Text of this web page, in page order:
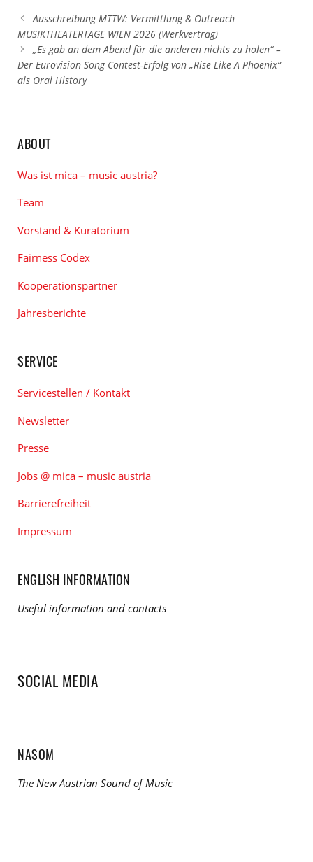
Ausschreibung MTTW: Vermittlung & Outreach
MUSIKTHEATERTAGE WIEN 2026 (Werkvertrag)
„Es gab an dem Abend für die anderen nichts zu holen“ –
Der Eurovision Song Contest-Erfolg von „Rise Like A Phoenix“
als Oral History
ABOUT
Was ist mica – music austria?
Team
Vorstand & Kuratorium
Fairness Codex
Kooperationspartner
Jahresberichte
SERVICE
Servicestellen / Kontakt
Newsletter
Presse
Jobs @ mica – music austria
Barrierefreiheit
Impressum
ENGLISH INFORMATION
Useful information and contacts
SOCIAL MEDIA
NASOM
The New Austrian Sound of Music